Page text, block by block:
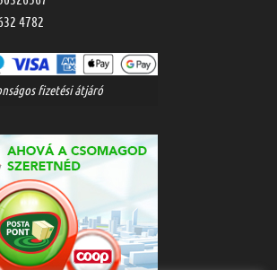
4782
fizetési átjáró